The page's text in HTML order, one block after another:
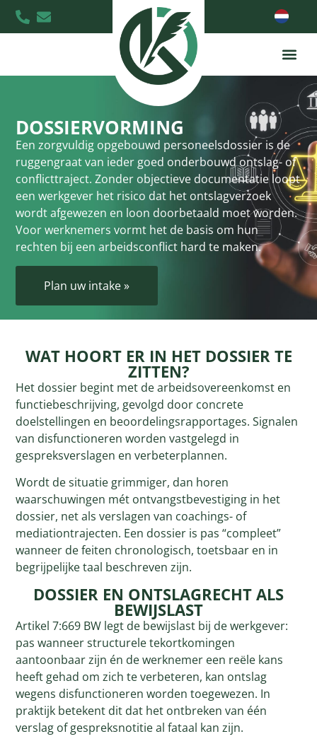
DOSSIERVORMING
Een zorgvuldig opgebouwd personeelsdossier is de
ruggengraat van ieder goed onderbouwd ontslag- of
conflicttraject. Zonder objectieve documentatie loopt
een werkgever het risico dat het ontslagverzoek
wordt afgewezen en loon doorbetaald moet worden.
Voor werknemers vormt het de basis om hun
rechten bij een arbeidsconflict hard te maken.
Plan uw intake »
WAT HOORT ER IN HET DOSSIER TE
ZITTEN?
Het dossier begint met de arbeidsovereenkomst en
functiebeschrijving, gevolgd door concrete
doelstellingen en beoordelingsrapportages. Signalen
van disfunctioneren worden vastgelegd in
gespreksverslagen en verbeterplannen.
Wordt de situatie grimmiger, dan horen
waarschuwingen mét ontvangstbevestiging in het
dossier, net als verslagen van coachings- of
mediationtrajecten. Een dossier is pas “compleet”
wanneer de feiten chronologisch, toetsbaar en in
begrijpelijke taal beschreven zijn.
DOSSIER EN ONTSLAGRECHT ALS
BEWIJSLAST
Artikel 7:669 BW legt de bewijslast bij de werkgever:
pas wanneer structurele tekortkomingen
aantoonbaar zijn én de werknemer een reële kans
heeft gehad om zich te verbeteren, kan ontslag
wegens disfunctioneren worden toegewezen. In
praktijk betekent dit dat het ontbreken van één
verslag of gespreksnotitie al fataal kan zijn.